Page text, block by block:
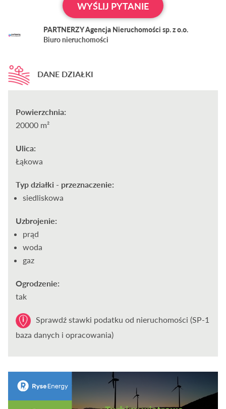
WYŚLIJ PYTANIE
PARTNERZY Agencja Nieruchomości sp. z o.o.
Biuro nieruchomości
DANE DZIAŁKI
Powierzchnia:
20000 m²
Ulica:
Łąkowa
Typ działki - przeznaczenie:
siedliskowa
Uzbrojenie:
prąd
woda
gaz
Ogrodzenie:
tak
Sprawdź stawki podatku od nieruchomości (SP-1
baza danych i opracowania)